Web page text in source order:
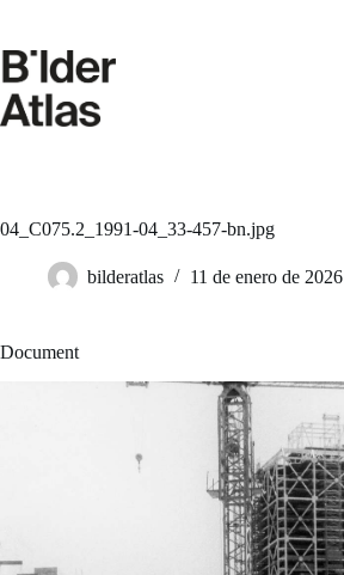
contenido
04_C075.2_1991-04_33-457-bn.jpg
bilderatlas 11 de enero de 2026
Document